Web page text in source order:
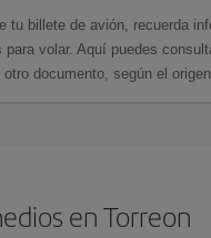
tu billete de avión, recuerda
volar. Aquí puedes
documento, según el
en Torreon